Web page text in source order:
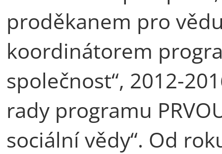
proděkanem pro
koordinátorem
společnost“, 2012-
rady programu
sociální vědy“. Od